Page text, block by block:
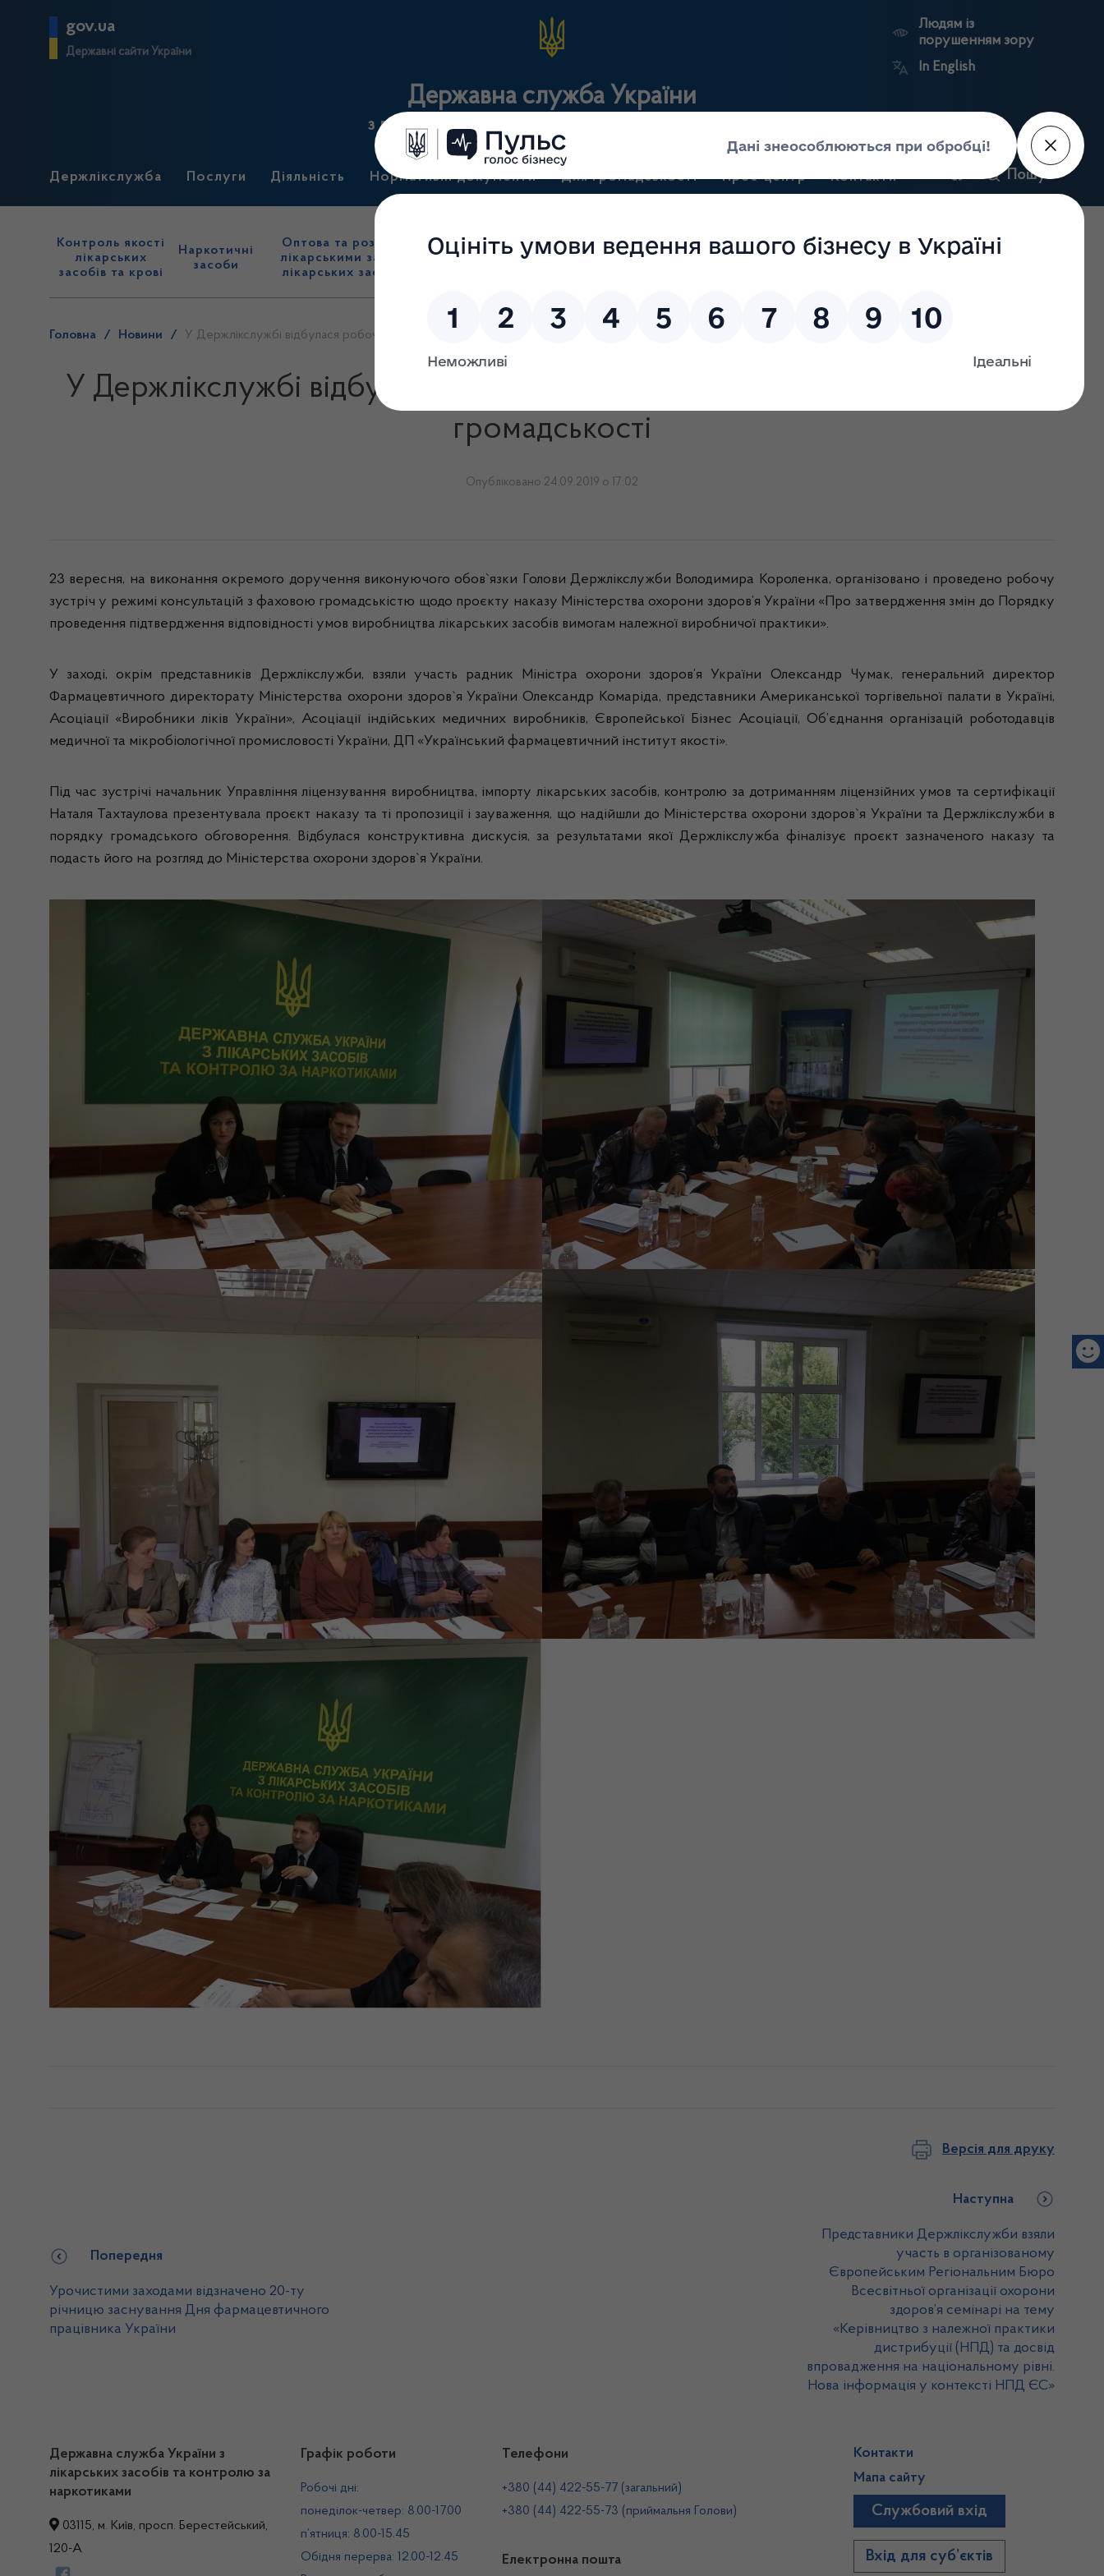
gov.ua
Державні сайти України
Державна служба України
з лікарських засобів та контролю за наркотиками
Людям із
порушенням зору
In English
Держлікслужба Послуги Діяльність Нормативні документи Для громадськості Прес-центр Контакти Пошук
Контроль якості
лікарських
засобів та крові
Наркотичні
засоби
Оптова та роздрібна торгівля
лікарськими засобами, імпорт
лікарських засобів (крім АФІ)
Державний
нагляд
виробництва лікарських
Ринковий
Державні
Антикорупційний
портал
Головна / Новини / У Держлікслужбі відбулася робоча зустріч з представниками фахової громадськості
У Держлікслужбі відбулася робоча зустріч з представниками фахової
громадськості
Опубліковано 24.09.2019 о 17:02
23 вересня, на виконання окремого доручення виконуючого обов`язки Голови Держлікслужби Володимира Короленка, організовано і проведено робочу
зустріч у режимі консультацій з фаховою громадськістю щодо проєкту наказу Міністерства охорони здоров’я України «Про затвердження змін до Порядку
проведення підтвердження відповідності умов виробництва лікарських засобів вимогам належної виробничої практики».
У заході, окрім представників Держлікслужби, взяли участь радник Міністра охорони здоров’я України Олександр Чумак, генеральний директор
Фармацевтичного директорату Міністерства охорони здоров`я України Олександр Комаріда, представники Американської торгівельної палати в Україні,
Асоціації «Виробники ліків України», Асоціації індійських медичних виробників, Європейської Бізнес Асоціації, Об’єднання організацій роботодавців
медичної та мікробіологічної промисловості України, ДП «Український фармацевтичний інститут якості».
Під час зустрічі начальник Управління ліцензування виробництва, імпорту лікарських засобів, контролю за дотриманням ліцензійних умов та сертифікації
Наталя Тахтаулова презентувала проєкт наказу та ті пропозиції і зауваження, що надійшли до Міністерства охорони здоров`я України та Держлікслужби в
порядку громадського обговорення. Відбулася конструктивна дискусія, за результатами якої Держлікслужба фіналізує проєкт зазначеного наказу та
подасть його на розгляд до Міністерства охорони здоров`я України.
Версія для друку
Попередня
Урочистими заходами відзначено 20-ту
річницю заснування Дня фармацевтичного
працівника України
Наступна
Представники Держлікслужби взяли
участь в організованому
Європейським Регіональним Бюро
Всесвітньої організації охорони
здоров’я семінарі на тему
«Керівництво з належної практики
дистрибуції (НПД) та досвід
впровадження на національному рівні.
Нова інформація у контексті НПД ЄС»
Державна служба України з
лікарських засобів та контролю за
наркотиками
03115, м. Київ, просп. Берестейський,
120-А
Графік роботи
Робочі дні:
понеділок-четвер: 8.00-17.00
п’ятниця: 8.00-15.45
Обідня перерва: 12.00-12.45
Телефони
+380 (44) 422-55-77 (загальний)
+380 (44) 422-55-73 (приймальня Голови)
Електронна пошта
Контакти
Мапа сайту
Службовий вхід
Вхід для суб’єктів